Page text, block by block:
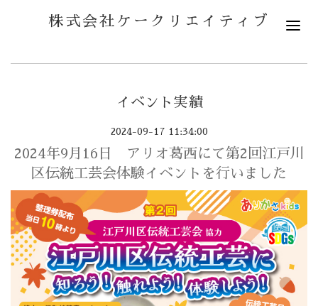
株式会社ケークリエイティブ
イベント実績
2024-09-17 11:34:00
2024年9月16日 アリオ葛西にて第2回江戸川
区伝統工芸会体験イベントを行いました